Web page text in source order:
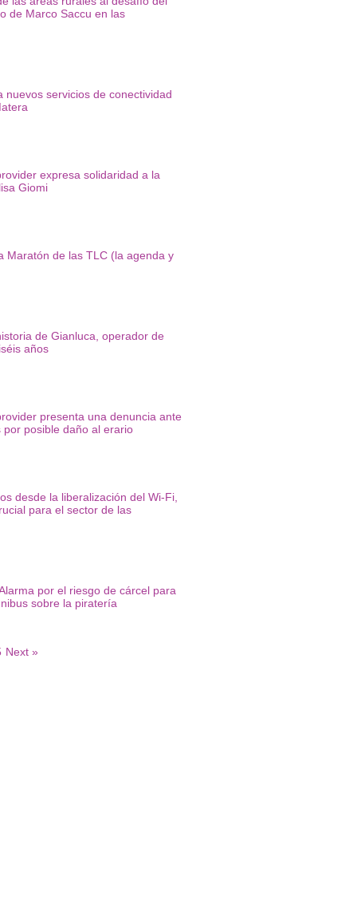
de Marco Saccu en las
nuevos servicios de conectividad
expresa solidaridad a la
Giomi
Maratón de las TLC (la agenda y
de Gianluca, operador de
años
presenta una denuncia ante
por posible daño al erario
desde la liberalización del Wi-Fi,
para el sector de las
por el riesgo de cárcel para
sobre la piratería
Next »